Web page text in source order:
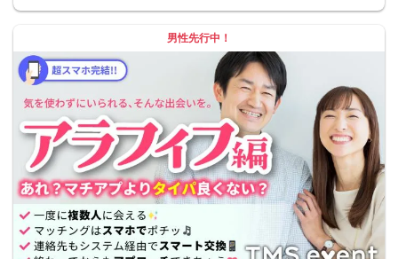
男性先行中！